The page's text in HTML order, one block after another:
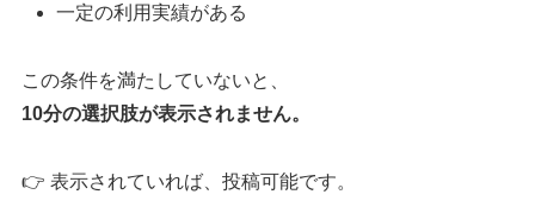
一定の利用実績がある
この条件を満たしていないと、
10分の選択肢が表示されません。
👉 表示されていれば、投稿可能です。